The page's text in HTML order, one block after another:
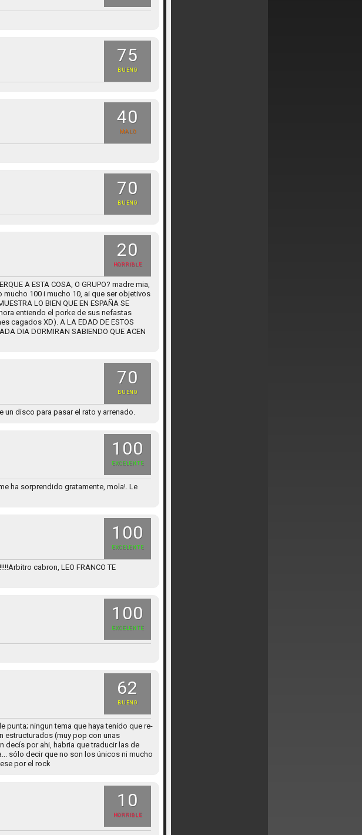
75
BUENO
40
MALO
70
BUENO
20
HORRIBLE
A ESTA COSA, O GRUPO? madre mia,
100 i mucho 10, ai que ser objetivos
LO BIEN QUE EN ESPAÑA SE
entiendo el porke de sus nefastas
cagados XD). A LA EDAD DE ESTOS
DIA DORMIRAN SABIENDO QUE ACEN
70
BUENO
disco para pasar el rato y arrenado.
100
EXCELENTE
ha sorprendido gratamente, mola!. Le
100
EXCELENTE
cabron, LEO FRANCO TE
100
EXCELENTE
62
BUENO
punta; ningun tema que haya tenido que re-
estructurados (muy pop con unas
decís por ahi, habria que traducir las de
sólo decir que no son los únicos ni mucho
por el rock
10
HORRIBLE